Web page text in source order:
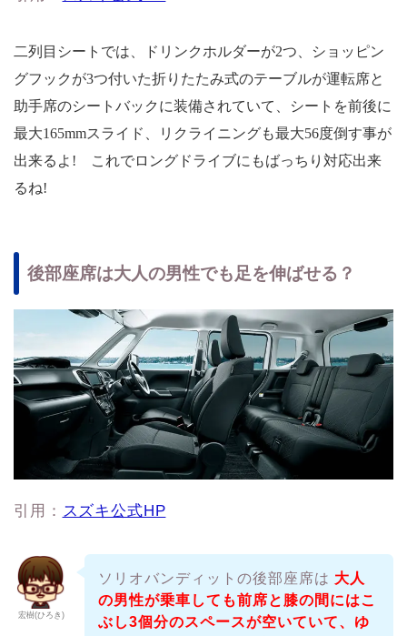
二列目シートでは、ドリンクホルダーが2つ、ショッピン
グフックが3つ付いた折りたたみ式のテーブルが運転席と
助手席のシートバックに装備されていて、シートを前後に
最大165mmスライド、リクライニングも最大56度倒す事が
出来るよ! これでロングドライブにもばっちり対応出来
るね!
後部座席は大人の男性でも足を伸ばせる？
引用： スズキ公式HP
宏樹(ひろき)
ソリオバンディットの後部座席は 大人
の男性が乗車しても前席と膝の間にはこ
ぶし3個分のスペースが空いていて、ゆ